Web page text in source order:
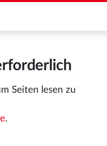
Seiten lesen zu
.